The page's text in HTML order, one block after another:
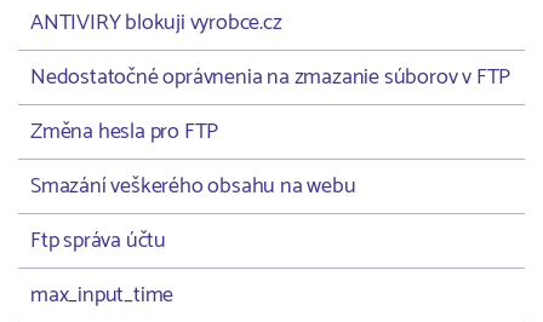
ANTIVIRY blokuji vyrobce.cz
Nedostatočné oprávnenia na zmazanie súborov v FTP
Změna hesla pro FTP
Smazání veškerého obsahu na webu
Ftp správa účtu
max_input_time